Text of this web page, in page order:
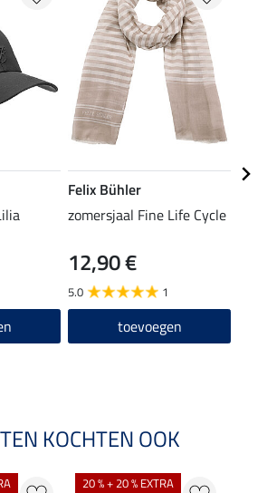
Felix Bühler
zomersjaal Fine Life Cycle
12,90 €
5.0 1
toevoegen
KOCHTEN OOK
20 % + 20 % EXTRA